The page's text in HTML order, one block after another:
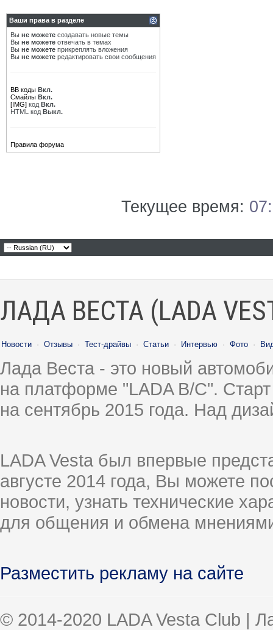
Ваши права в разделе
Вы не можете создавать новые темы
Вы не можете отвечать в темах
Вы не можете прикреплять вложения
Вы не можете редактировать свои сообщения
BB коды Вкл.
Смайлы Вкл.
[IMG] код Вкл.
HTML код Выкл.
Правила форума
Текущее время:
ЛАДА ВЕСТА (LADA
Новости · Отзывы · Тест-драйвы · Статьи · Интервью · Фото ·
Лада Веста - это новый
на платформе "LADA B/C".
на сентябрь 2015 года. Над
LADA Vesta был впервые
августе 2014 года, Вы можете
новости, узнать технические
для общения и обмена
Разместить рекламу на сайте
© 2014-2020 LADA Vesta Club |